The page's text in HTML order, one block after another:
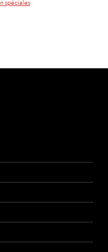
spéciales